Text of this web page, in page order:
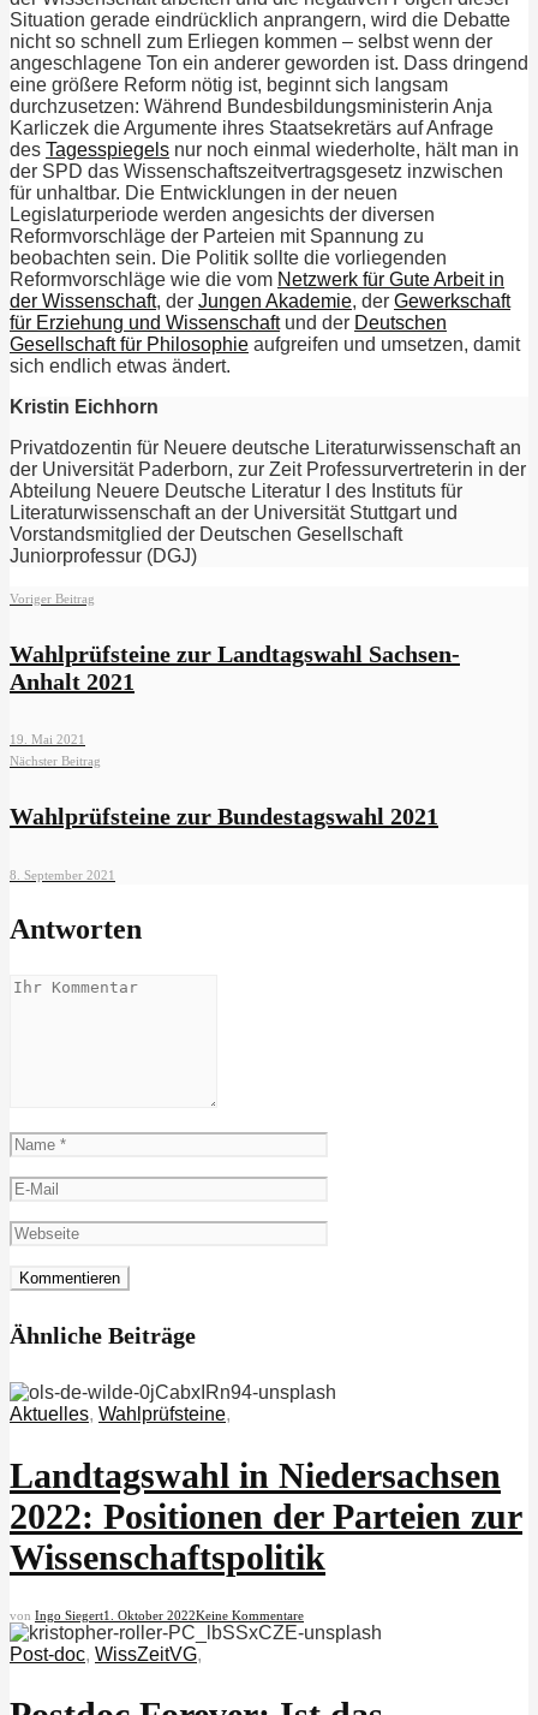
Situation gerade eindrücklich anprangern, wird die Debatte
nicht so schnell zum Erliegen kommen – selbst wenn der
angeschlagene Ton ein anderer geworden ist. Dass dringend
eine größere Reform nötig ist, beginnt sich langsam
durchzusetzen: Während Bundesbildungsministerin Anja
Karliczek die Argumente ihres Staatsekretärs auf Anfrage
des Tagesspiegels nur noch einmal wiederholte, hält man in
der SPD das Wissenschaftszeitvertragsgesetz inzwischen
für unhaltbar. Die Entwicklungen in der neuen
Legislaturperiode werden angesichts der diversen
Reformvorschläge der Parteien mit Spannung zu
beobachten sein. Die Politik sollte die vorliegenden
Reformvorschläge wie die vom Netzwerk für Gute Arbeit in
der Wissenschaft, der Jungen Akademie, der Gewerkschaft
für Erziehung und Wissenschaftund der Deutschen
Gesellschaft für Philosophie aufgreifen und umsetzen, damit
sich endlich etwas ändert.
Kristin Eichhorn
Privatdozentin für Neuere deutsche Literaturwissenschaft an
der Universität Paderborn, zur Zeit Professurvertreterin in der
Abteilung Neuere Deutsche Literatur I des Instituts für
Literaturwissenschaft an der Universität Stuttgart und
Vorstandsmitglied der Deutschen Gesellschaft
Juniorprofessur (DGJ)
Voriger Beitrag
Wahlprüfsteine zur Landtagswahl Sachsen-
Anhalt 2021
19. Mai 2021
Nächster Beitrag
Wahlprüfsteine zur Bundestagswahl 2021
8. September 2021
Antworten
Ähnliche Beiträge
Aktuelles, Wahlprüfsteine,
Landtagswahl in Niedersachsen
2022: Positionen der Parteien zur
Wissenschaftspolitik
von Ingo Siegert1. Oktober 2022Keine Kommentare
Post-doc, WissZeitVG,